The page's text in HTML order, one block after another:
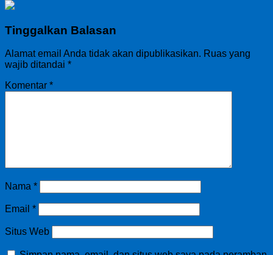
Tinggalkan Balasan
Alamat email Anda tidak akan dipublikasikan. Ruas yang
wajib ditandai *
Komentar *
Nama *
Email *
Situs Web